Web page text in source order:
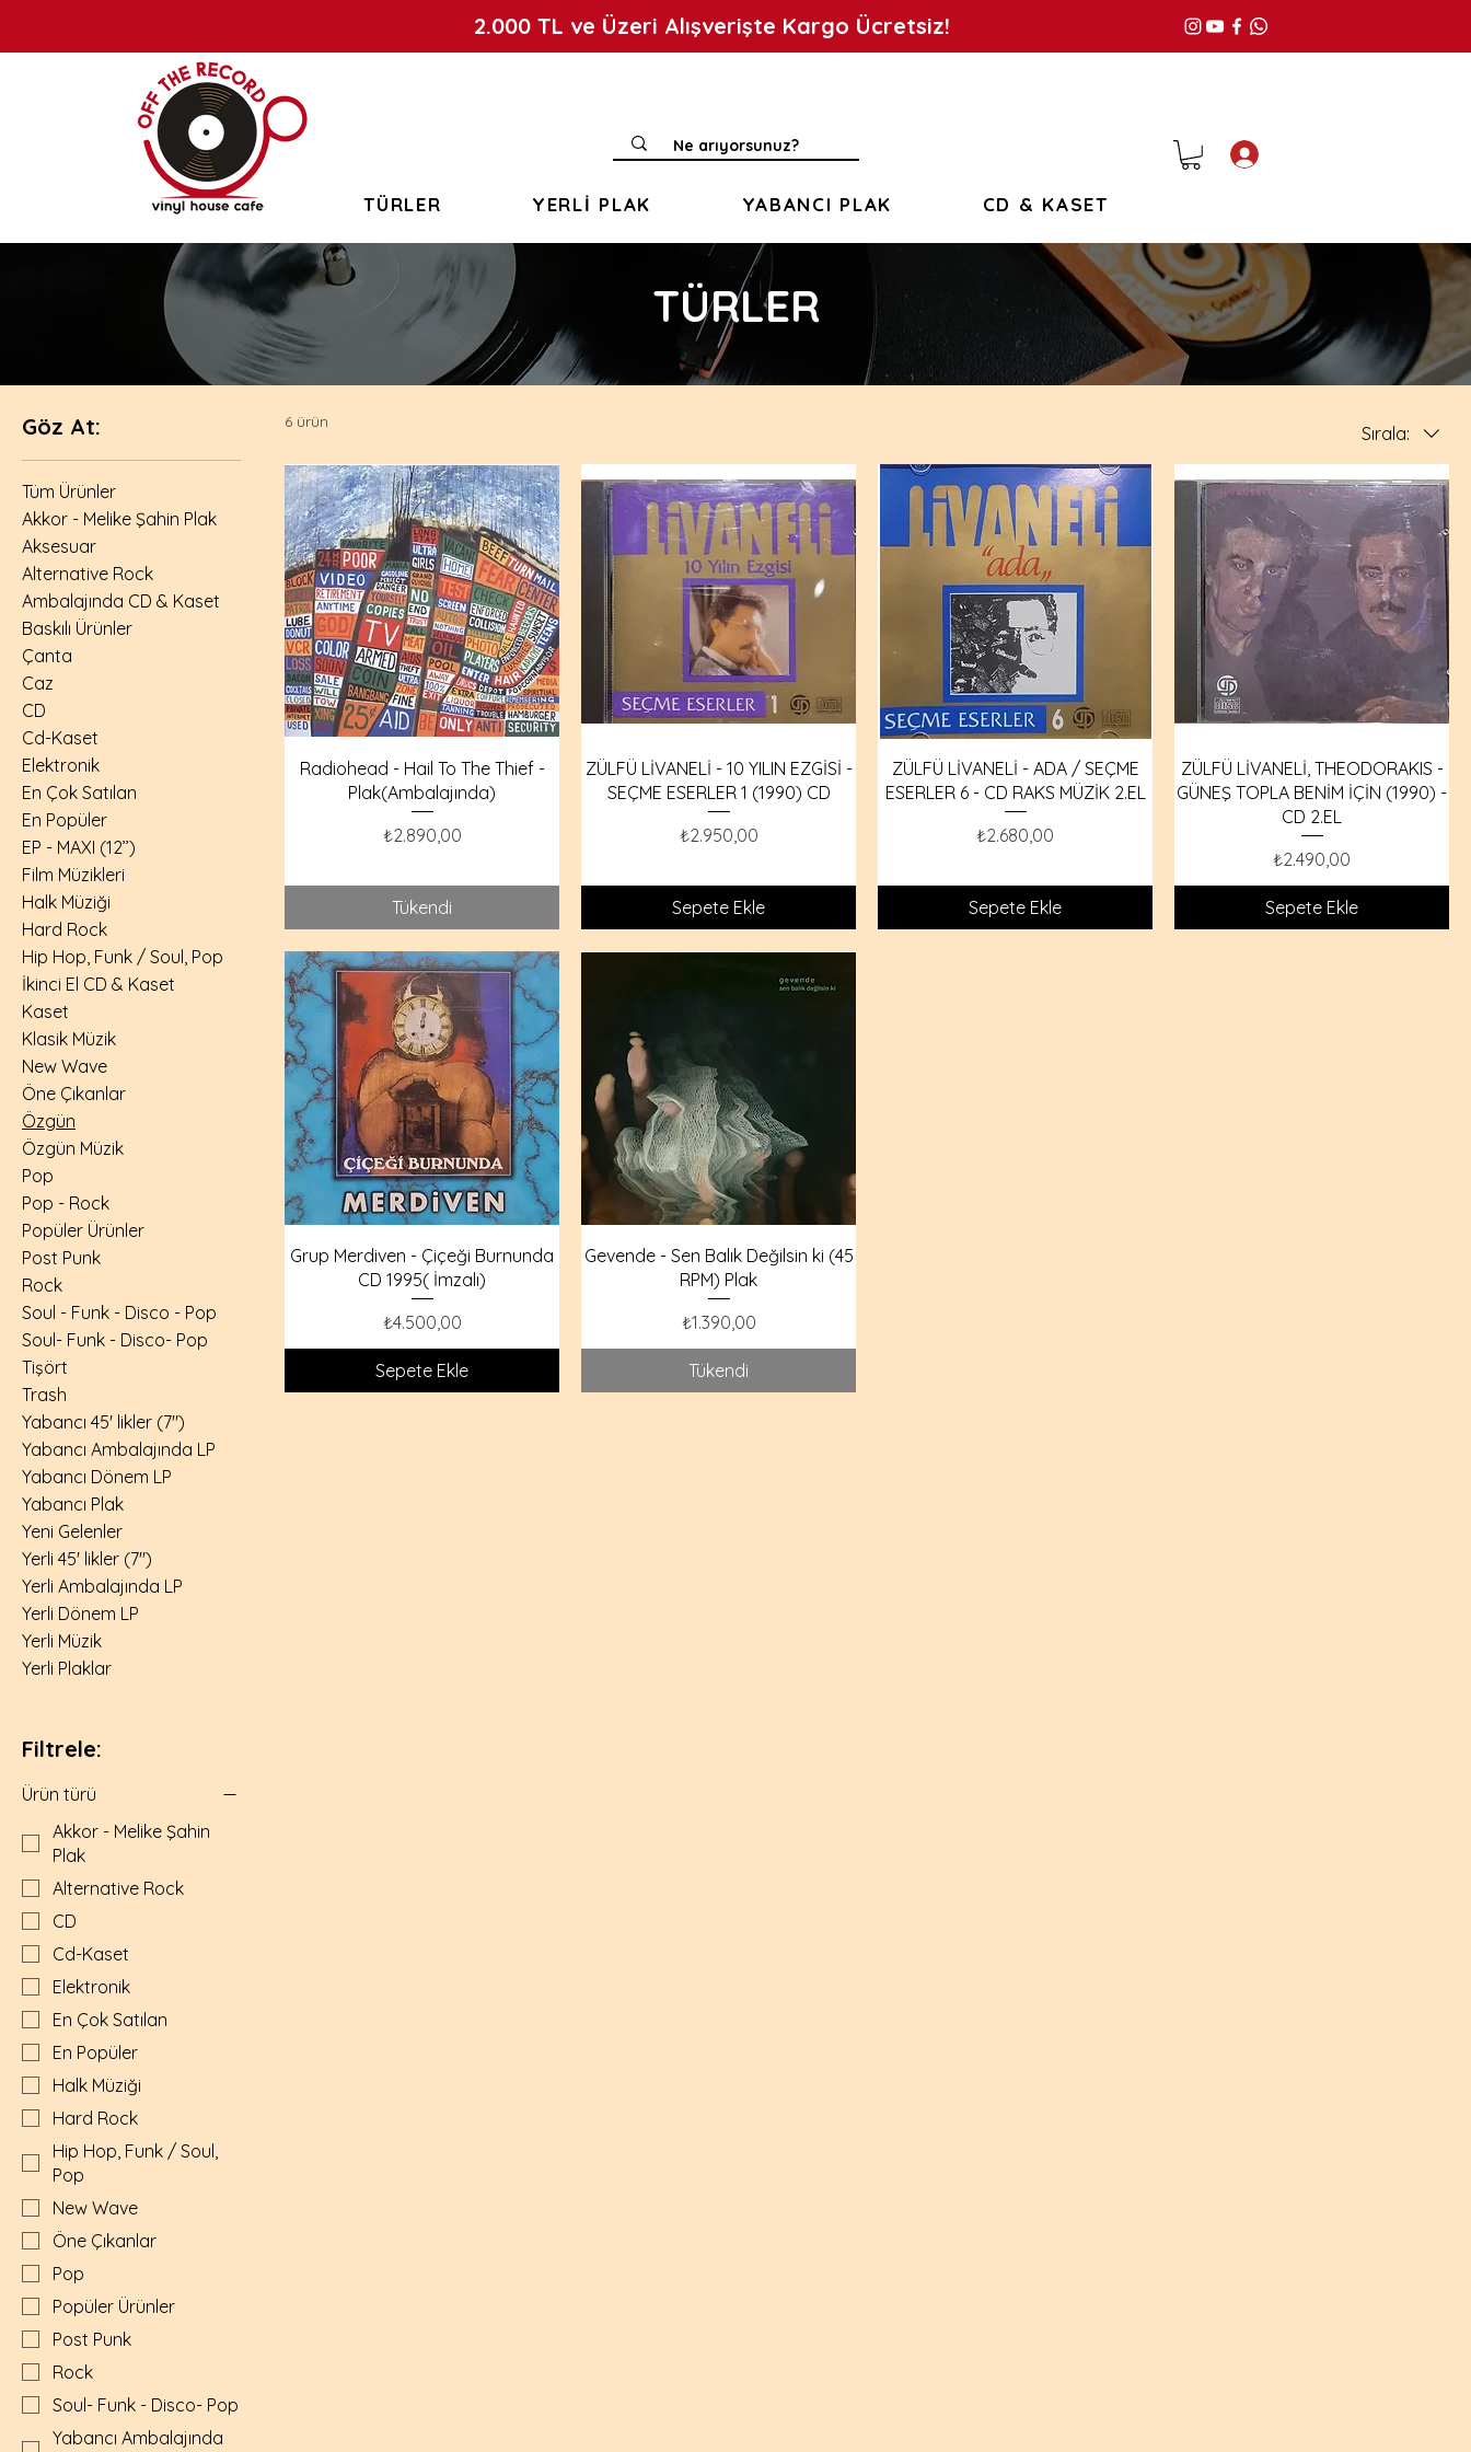
2.000 TL ve Üzeri Alışverişte Kargo Ücretsiz!
TÜRLER YERLİ PLAK YABANCI PLAK CD & KASET
TÜRLER
Göz At:
Tüm Ürünler
Akkor - Melike Şahin Plak
Aksesuar
Alternative Rock
Ambalajında CD & Kaset
Baskılı Ürünler
Çanta
Caz
CD
Cd-Kaset
Elektronik
En Çok Satılan
En Popüler
EP - MAXI (12’’)
Film Müzikleri
Halk Müziği
Hard Rock
Hip Hop, Funk / Soul, Pop
İkinci El CD & Kaset
Kaset
Klasik Müzik
New Wave
Öne Çıkanlar
Özgün
Özgün Müzik
Pop
Pop - Rock
Popüler Ürünler
Post Punk
Rock
Soul - Funk - Disco - Pop
Soul- Funk - Disco- Pop
Tişört
Trash
Yabancı 45' likler (7")
Yabancı Ambalajında LP
Yabancı Dönem LP
Yabancı Plak
Yeni Gelenler
Yerli 45' likler (7")
Yerli Ambalajında LP
Yerli Dönem LP
Yerli Müzik
Yerli Plaklar
Filtrele:
Ürün türü
Akkor - Melike Şahin
Plak
Alternative Rock
CD
Cd-Kaset
Elektronik
En Çok Satılan
En Popüler
Halk Müziği
Hard Rock
Hip Hop, Funk / Soul,
Pop
New Wave
Öne Çıkanlar
Pop
Popüler Ürünler
Post Punk
Rock
Soul- Funk - Disco- Pop
Yabancı Ambalajında
6 ürün
Sırala:
Radiohead - Hail To The Thief -
Plak(Ambalajında)
Fiyat
₺2.890,00
Tükendi
ZÜLFÜ LİVANELİ - 10 YILIN EZGİSİ -
SEÇME ESERLER 1 (1990) CD
Fiyat
₺2.950,00
Sepete Ekle
ZÜLFÜ LİVANELİ - ADA / SEÇME
ESERLER 6 - CD RAKS MÜZİK 2.EL
Fiyat
₺2.680,00
Sepete Ekle
ZÜLFÜ LİVANELİ, THEODORAKIS -
GÜNEŞ TOPLA BENİM İÇİN (1990) -
CD 2.EL
Fiyat
₺2.490,00
Sepete Ekle
Grup Merdiven - Çiçeği Burnunda
CD 1995( İmzalı)
Fiyat
₺4.500,00
Sepete Ekle
Gevende - Sen Balık Değilsin ki (45
RPM) Plak
Fiyat
₺1.390,00
Tükendi